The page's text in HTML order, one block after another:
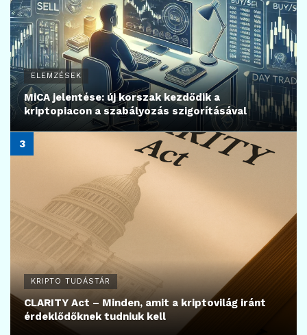
ELEMZÉSEK
MiCA jelentése: új korszak kezdődik a
kriptopiacon a szabályozás szigorításával
KRIPTO TUDÁSTÁR
CLARITY Act – Minden, amit a kriptovilág iránt
érdeklődőknek tudniuk kell